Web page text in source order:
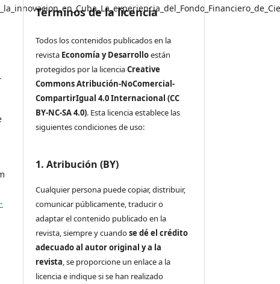
Términos de la licencia
Todos los contenidos publicados en la
revista Economía y Desarrolloestán
protegidos por la licenciaCreative
Commons Atribución-NoComercial-
CompartirIgual 4.0 Internacional (CC
BY-NC-SA 4.0). Esta licencia establece las
siguientes condiciones de uso:
1. Atribución (BY)
Cualquier persona puede copiar, distribuir,
comunicar públicamente, traducir o
adaptar el contenido publicado en la
revista, siempre y cuandose dé el crédito
adecuado al autor original y a la
revista, se proporcione un enlace a la
licencia e indique si se han realizado